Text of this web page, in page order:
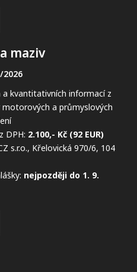
maziv
2026
a kvantitativních informací z
a průmyslových
DPH: 2.100,- Kč (92 EUR)
s.r.o., Křelovická 970/6, 104
nejpozději do 1. 9.